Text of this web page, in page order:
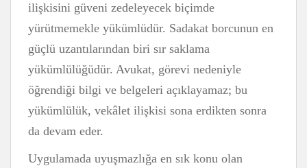
ilişkisini güveni zedeleyecek biçimde
yürütmemekle yükümlüdür. Sadakat borcunun en
güçlü uzantılarından biri sır saklama
yükümlülüğüdür. Avukat, görevi nedeniyle
öğrendiği bilgi ve belgeleri açıklayamaz; bu
yükümlülük, vekâlet ilişkisi sona erdikten sonra
da devam eder.
Uygulamada uyuşmazlığa en sık konu olan